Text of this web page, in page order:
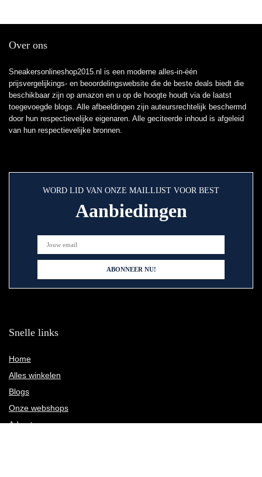
Over ons
Sneakersonlineshop2015.nl is een moderne alles-in-één
prijsvergelijkings- en beoordelingswebsite die de beste deals biedt die
beschikbaar zijn op amazon en u op de hoogte houdt via de laatst
toegevoegde blogs. Alle afbeeldingen zijn auteursrechtelijk beschermd
door hun respectievelijke eigenaren. Alle geciteerde inhoud is afgeleid
van hun respectievelijke bronnen.
WORD LID VAN ONZE MAILLIJST VOOR BEST
Aanbiedingen
Snelle links
Home
Alles winkelen
Blogs
Onze webshops
Adverteren